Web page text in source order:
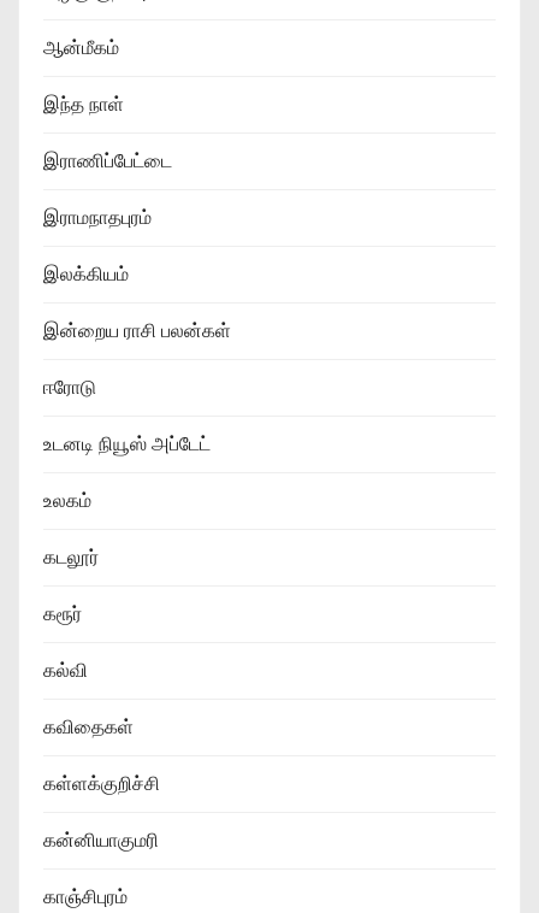
ஆன்மீகம்
இந்த நாள்
இராணிப்பேட்டை
இராமநாதபுரம்
இலக்கியம்
இன்றைய ராசி பலன்கள்
ஈரோடு
உடனடி நியூஸ் அப்டேட்
உலகம்
கடலூர்
கரூர்
கல்வி
கவிதைகள்
கள்ளக்குறிச்சி
கன்னியாகுமரி
காஞ்சிபுரம்